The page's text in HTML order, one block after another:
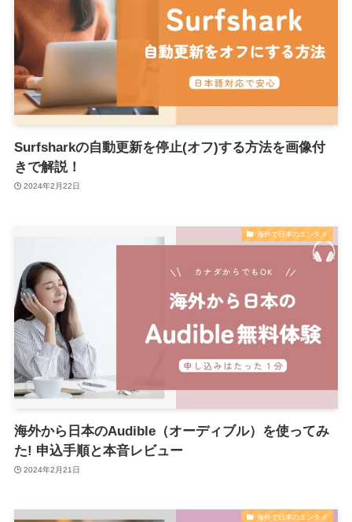
Surfsharkの自動更新を停止(オフ)する方法を画像付
きで解説！
2024年2月22日
海外で日本のエンタメ
海外から日本のAudible（オーディブル）を使ってみ
た! 申込手順と本音レビュー
2024年2月21日
海外で日本のエンタメ